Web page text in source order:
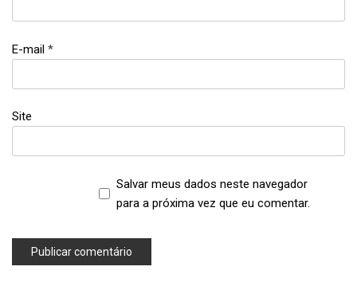
,
,
mesversário
Drip Cake
E-mail *
Site
Salvar meus dados neste navegador
para a próxima vez que eu comentar.